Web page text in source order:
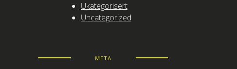
Ukategorisert
Uncategorized
META